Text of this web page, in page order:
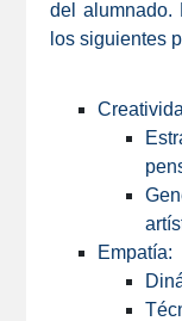
del alumnado.
los siguientes
Empatía: